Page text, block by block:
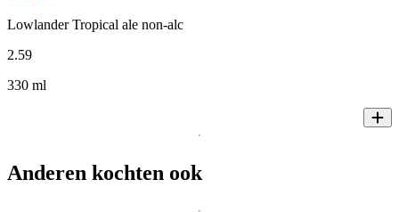
Lowlander Tropical ale non-alc
2.59
330 ml
Anderen kochten ook